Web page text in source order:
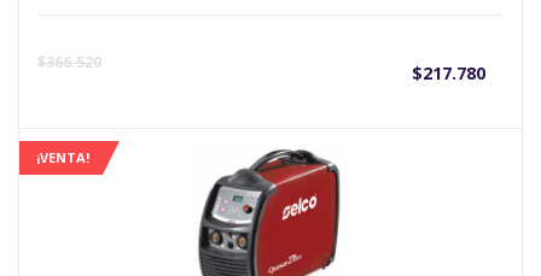
$366.520 $217.780
¡VENTA!